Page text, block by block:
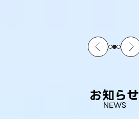
お知らせ
NEWS